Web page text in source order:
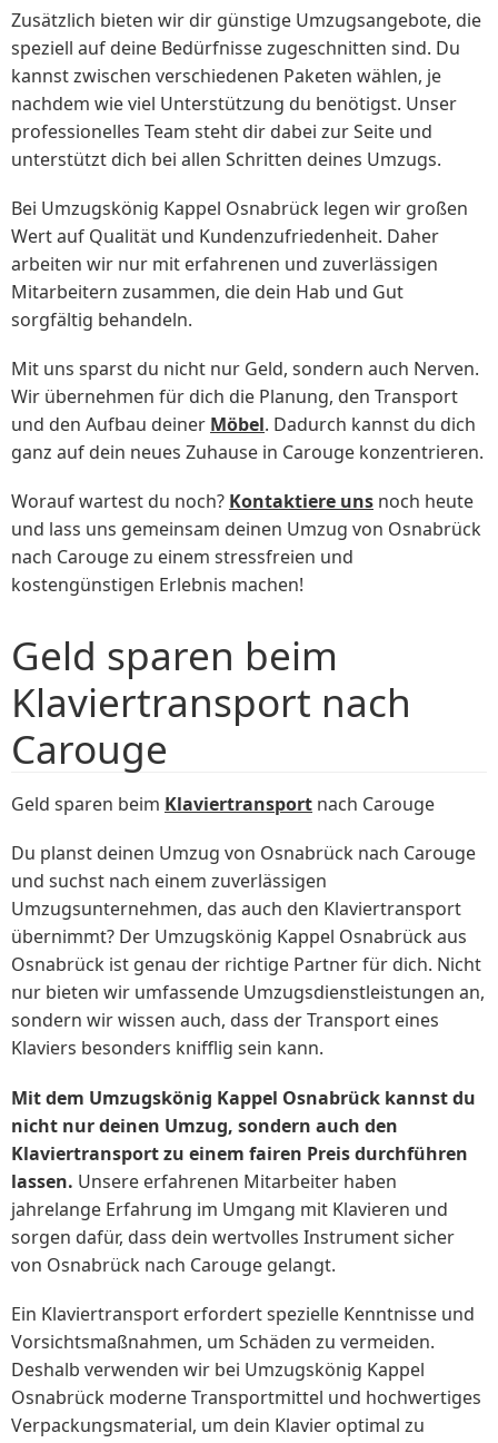
Zusätzlich bieten wir dir günstige Umzugsangebote, die
speziell auf deine Bedürfnisse zugeschnitten sind. Du
kannst zwischen verschiedenen Paketen wählen, je
nachdem wie viel Unterstützung du benötigst. Unser
professionelles Team steht dir dabei zur Seite und
unterstützt dich bei allen Schritten deines Umzugs.
Bei Umzugskönig Kappel Osnabrück legen wir großen
Wert auf Qualität und Kundenzufriedenheit. Daher
arbeiten wir nur mit erfahrenen und zuverlässigen
Mitarbeitern zusammen, die dein Hab und Gut
sorgfältig behandeln.
Mit uns sparst du nicht nur Geld, sondern auch Nerven.
Wir übernehmen für dich die Planung, den Transport
und den Aufbau deiner Möbel. Dadurch kannst du dich
ganz auf dein neues Zuhause in Carouge konzentrieren.
Worauf wartest du noch? Kontaktiere uns noch heute
und lass uns gemeinsam deinen Umzug von Osnabrück
nach Carouge zu einem stressfreien und
kostengünstigen Erlebnis machen!
Geld sparen beim
Klaviertransport nach
Carouge
Geld sparen beim Klaviertransport nach Carouge
Du planst deinen Umzug von Osnabrück nach Carouge
und suchst nach einem zuverlässigen
Umzugsunternehmen, das auch den Klaviertransport
übernimmt? Der Umzugskönig Kappel Osnabrück aus
Osnabrück ist genau der richtige Partner für dich. Nicht
nur bieten wir umfassende Umzugsdienstleistungen an,
sondern wir wissen auch, dass der Transport eines
Klaviers besonders knifflig sein kann.
Mit dem Umzugskönig Kappel Osnabrück kannst du
nicht nur deinen Umzug, sondern auch den
Klaviertransport zu einem fairen Preis durchführen
lassen. Unsere erfahrenen Mitarbeiter haben
jahrelange Erfahrung im Umgang mit Klavieren und
sorgen dafür, dass dein wertvolles Instrument sicher
von Osnabrück nach Carouge gelangt.
Ein Klaviertransport erfordert spezielle Kenntnisse und
Vorsichtsmaßnahmen, um Schäden zu vermeiden.
Deshalb verwenden wir bei Umzugskönig Kappel
Osnabrück moderne Transportmittel und hochwertiges
Verpackungsmaterial, um dein Klavier optimal zu